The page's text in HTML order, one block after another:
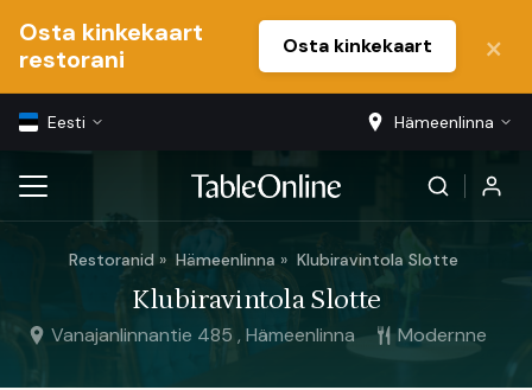
Osta kinkekaart
restorani
Osta kinkekaart
Eesti Hämeenlinna
Restoranid Hämeenlinna Klubiravintola Slotte
Klubiravintola Slotte
Vanajanlinnantie 485 , Hämeenlinna Modernne